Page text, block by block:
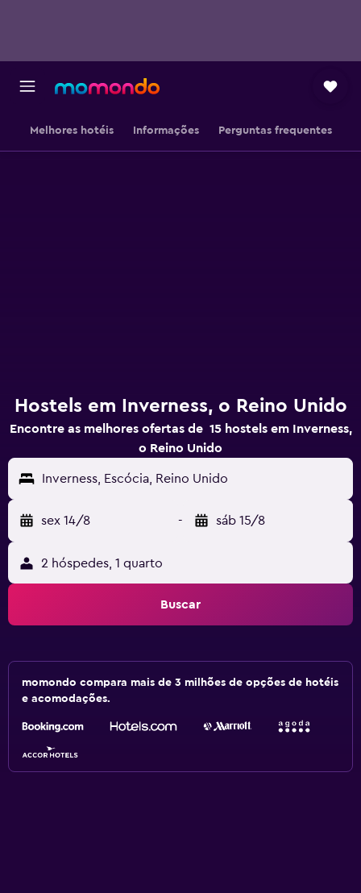
Melhores hotéis Informações Perguntas frequentes
Hostels em Inverness, o Reino Unido
Encontre as melhores ofertas de 15 hostels em Inverness,
o Reino Unido
Inverness, Escócia, Reino Unido
sex 14/8 - sáb 15/8
2 hóspedes, 1 quarto
Buscar
momondo compara mais de 3 milhões de opções de hotéis
e acomodações.